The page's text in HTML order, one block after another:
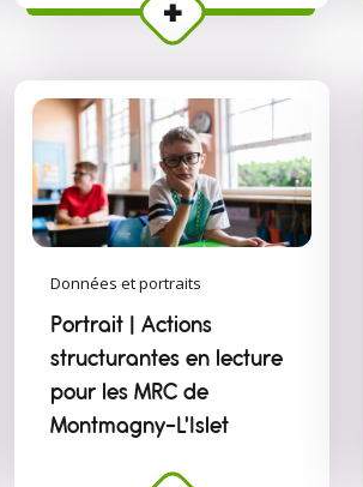
Données et portraits
Portrait | Actions
structurantes en lecture
pour les MRC de
Montmagny–L'Islet